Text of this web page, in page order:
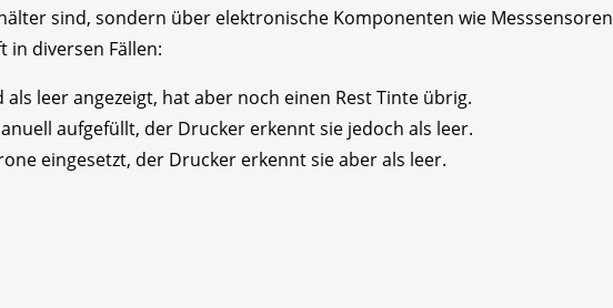
sind, sondern über elektronische Komponenten wie Messsensoren
in diversen Fällen:
leer angezeigt, hat aber noch einen Rest Tinte übrig.
aufgefüllt, der Drucker erkennt sie jedoch als leer.
eingesetzt, der Drucker erkennt sie aber als leer.